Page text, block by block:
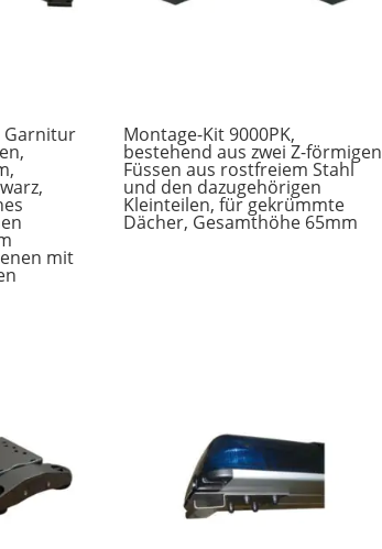
Garnitur
mit
Montage-Kit 9000PK,
bestehend aus zwei Z-förmigen
Füssen aus rostfreiem Stahl
und den dazugehörigen
Kleinteilen, für gekrümmte
Dächer, Gesamthöhe 65mm